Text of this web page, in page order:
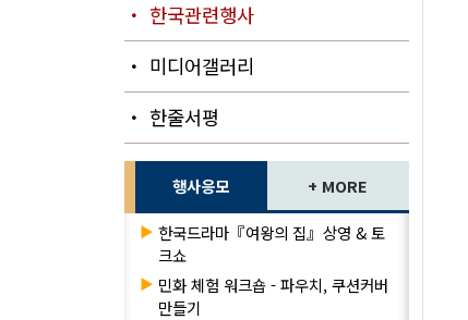
・ 한국관련행사
・ 미디어갤러리
・ 한줄서평
행사응모 + MORE
▶ 한국드라마『여왕의 집』상영 & 토
크쇼
▶ 민화 체험 워크숍 - 파우치, 쿠션커버
만들기